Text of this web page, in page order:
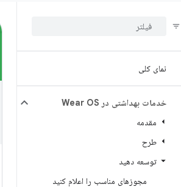
نمای کلی
خدمات بهداشتی در Wear OS
مقدمه
طرح
توسعه دهید
مجوزهای مناسب را اعلام کنید